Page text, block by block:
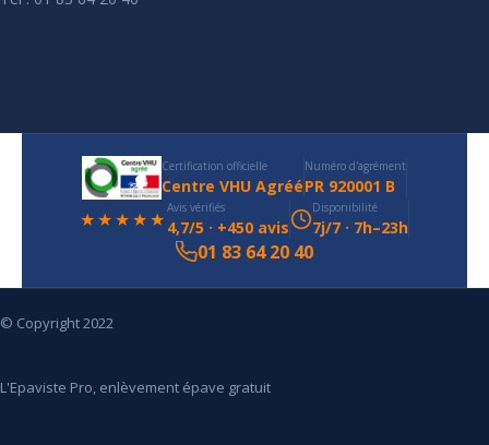
Certification officielle
Centre VHU Agréé
Numéro d'agrément
PR 920001 B
★★★★★ Avis vérifiés
4,7/5 · +450 avis
Disponibilité
7j/7 · 7h–23h
01 83 64 20 40
© Copyright 2022
L'Epaviste Pro, enlèvement épave gratuit